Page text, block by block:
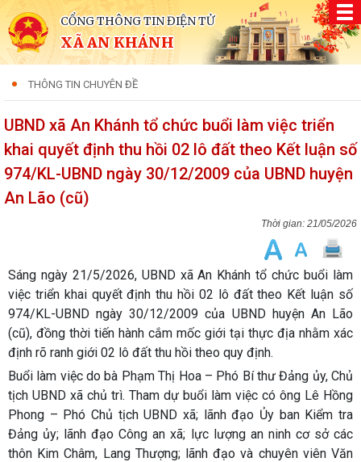
CỔNG THÔNG TIN ĐIỆN TỬ
XÃ AN KHÁNH
THÔNG TIN CHUYÊN ĐỀ
UBND xã An Khánh tổ chức buổi làm việc triển
khai quyết định thu hồi 02 lô đất theo Kết luận số
974/KL-UBND ngày 30/12/2009 của UBND huyện
An Lão (cũ)
21/05/2026
Sáng ngày 21/5/2026, UBND xã An Khánh tổ chức buổi làm
việc triển khai quyết định thu hồi 02 lô đất theo Kết luận số
974/KL-UBND ngày 30/12/2009 của UBND huyện An Lão
(cũ), đồng thời tiến hành cắm mốc giới tại thực địa nhằm xác
định rõ ranh giới 02 lô đất thu hồi theo quy định.
Buổi làm việc do bà Phạm Thị Hoa – Phó Bí thư Đảng ủy, Chủ
tịch UBND xã chủ trì. Tham dự buổi làm việc có ông Lê Hồng
Phong – Phó Chủ tịch UBND xã; lãnh đạo Ủy ban Kiểm tra
Đảng ủy; lãnh đạo Công an xã; lực lượng an ninh cơ sở các
thôn Kim Châm, Lang Thượng; lãnh đạo và chuyên viên Văn